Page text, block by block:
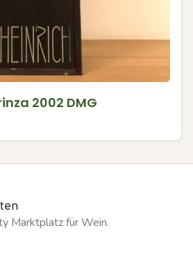
2002 DMG
Marktplatz für Wein.